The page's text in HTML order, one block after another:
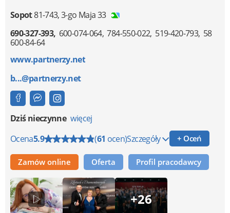
Sopot81-743,3-go Maja 33
690-327-393 600-074-064 784-550-022 519-420-793 58
600-84-64
www.partnerzy.net
b...@partnerzy.net
Dziś nieczynne więcej
Ocena5.9 (61 ocen)Szczegóły + Oceń
Zamów online Oferta Profil pracodawcy
+26